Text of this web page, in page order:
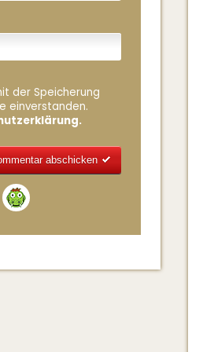
der Speicherung
einverstanden.